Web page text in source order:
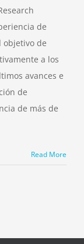
Market
Research
2024
de
objetivo de
a los
avances e
de
de más de
Read More